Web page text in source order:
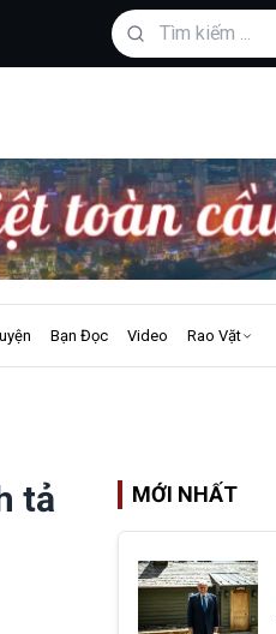
Bạn Đọc Video Rao Vặt
tả
MỚI NHẤT